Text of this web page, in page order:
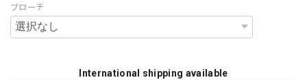
ブローチ
International shipping available